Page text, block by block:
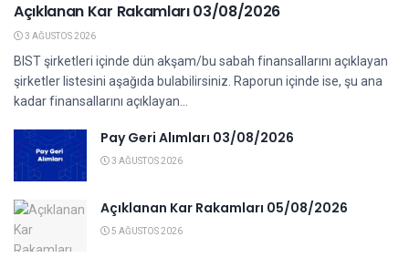
Açıklanan Kar Rakamları 03/08/2026
3 AĞUSTOS 2026
BIST şirketleri içinde dün akşam/bu sabah finansallarını açıklayan
şirketler listesini aşağıda bulabilirsiniz. Raporun içinde ise, şu ana
kadar finansallarını açıklayan...
Pay Geri Alımları 03/08/2026
3 AĞUSTOS 2026
Açıklanan Kar Rakamları 05/08/2026
5 AĞUSTOS 2026